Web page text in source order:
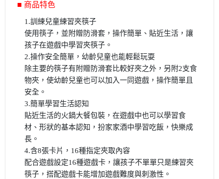
■ 商品特色
1.訓練兒童練習夾筷子
使用筷子，並附贈防滑套，操作簡單、貼近生活，讓
孩子在遊戲中學習夾筷子。
2.操作安全簡單，幼齡兒童也能輕鬆玩耍
除主要的筷子有附贈防滑套比較好夾之外，另附2支食
物夾，使幼齡兒童也可以加入一同遊戲，操作簡單且
安全。
3.簡單學習生活認知
貼近生活的火鍋大餐包裝，在遊戲中也可以學習食
材、形狀的基本認知，扮家家酒中學習吃飯，快樂成
長。
4.含8張卡片，16種指定夾取內容
配合遊戲設定16種遊戲卡，讓孩子不單單只是練習夾
筷子，搭配遊戲卡能增加遊戲難度與刺激性。